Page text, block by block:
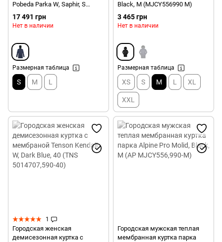
Pobeda Parka W, Saphir, S
(MIV9551 7317_S)
17 491 грн
Нет в наличии
Размерная таблица
S M L
Black, M (MJCY556990 M)
3 465 грн
Нет в наличии
Размерная таблица
XS S M L XL
XXL
1
Городская женская
демисезонная куртка с
Городская мужская теплая
мембранная куртка парка